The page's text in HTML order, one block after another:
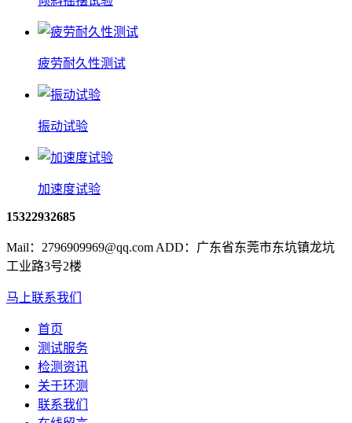
疲劳耐久性测试
振动试验
加速度试验
15322932685
Mail：2796909969@qq.com ADD：广东省东莞市东坑镇龙坑
工业路3号2楼
马上联系我们
首页
测试服务
检测资讯
关于环测
联系我们